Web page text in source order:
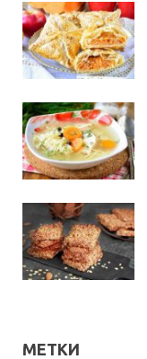
МЕТКИ